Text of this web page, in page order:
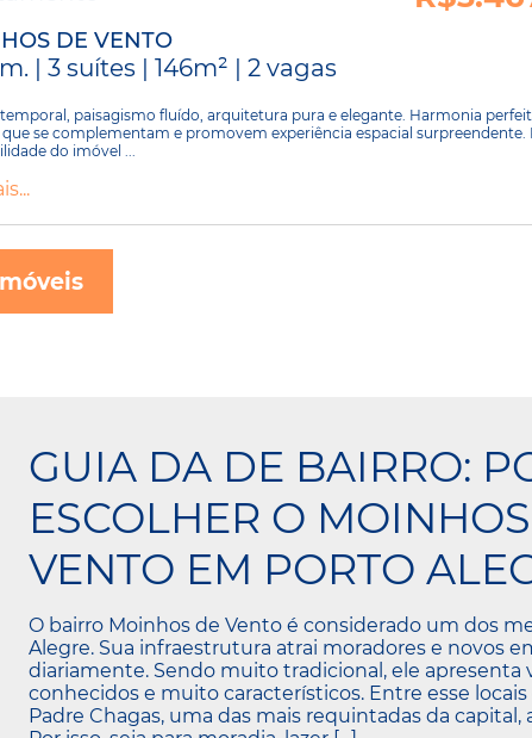
DE VENTO
| 3 suítes | 146m² | 2 vagas
paisagismo fluído, arquitetura pura e elegante. Harmonia
se complementam e promovem experiência espacial surpreendente.
do imóvel ...
GUIA DA DE BAIRRO:
ESCOLHER O
VENTO EM PORTO
O bairro Moinhos de Vento é considerado um dos
Alegre. Sua infraestrutura atrai moradores e novos
diariamente. Sendo muito tradicional, ele apresenta
conhecidos e muito característicos. Entre esse locais
Padre Chagas, uma das mais requintadas da capital,